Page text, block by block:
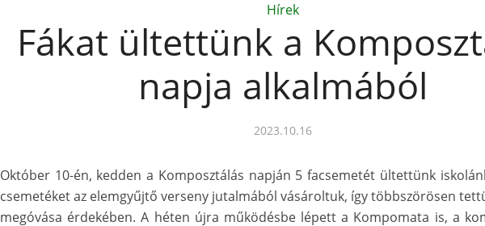
Hírek
Fákat ültettünk a
napja alkalmából
2023.10.16
Október 10-én, kedden a Komposztálás napján 5 facsemetét ültettünk
csemetéket az elemgyűjtő verseny jutalmából vásároltuk, így többszörösen
megóvása érdekében. A héten újra működésbe lépett a Kompomata is, a